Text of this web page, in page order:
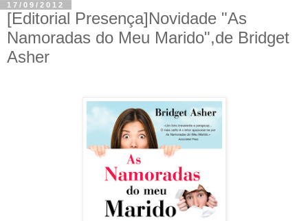
17/09/2012
[Editorial Presença]Novidade "As
Namoradas do Meu Marido",de Bridget
Asher